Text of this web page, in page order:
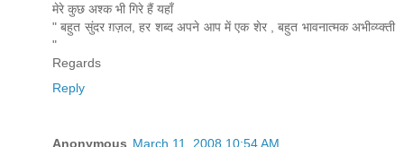
मेरे कुछ अश्क भी गिरे हैं यहाँ
" बहुत सुंदर ग़ज़ल, हर शब्द अपने आप में एक शेर , बहुत भावनात्मक अभीव्य्क्ती
"
Regards
Reply
Anonymous March 11, 2008 10:54 AM